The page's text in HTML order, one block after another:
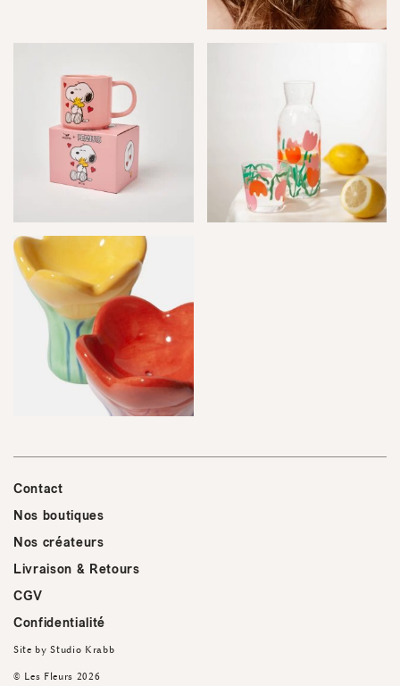
Contact
Nos boutiques
Nos créateurs
Livraison & Retours
CGV
Confidentialité
Site byStudio Krabb
© Les Fleurs 2026